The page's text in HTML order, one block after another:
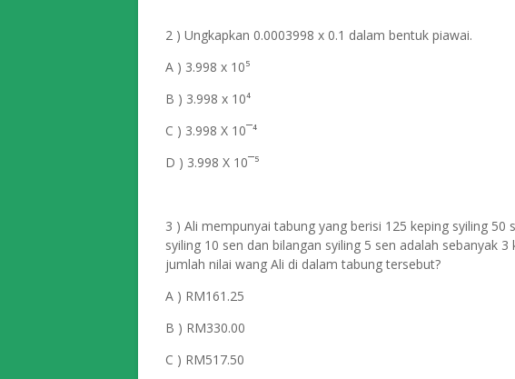
2 ) Ungkapkan 0.0003998 x 0.1 dalam bentuk piawai.
A ) 3.998 x 10⁵
B ) 3.998 x 10⁴
C ) 3.998 X 10¯⁴
D ) 3.998 X 10¯⁵
3 ) Ali mempunyai tabung yang berisi 125 keping syiling 50
syiling 10 sen dan bilangan syiling 5 sen adalah sebanyak
jumlah nilai wang Ali di dalam tabung tersebut?
A ) RM161.25
B ) RM330.00
C ) RM517.50